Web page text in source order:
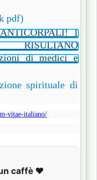
pdf)
I
RISULTANO
di medici e
spirituale di
vitae-italiano/
caffè ❤️